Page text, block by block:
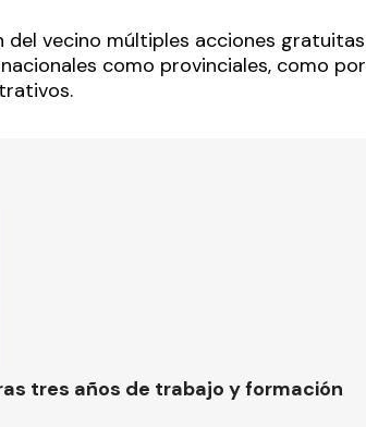
vecino múltiples acciones gratuitas
como provinciales, como por
tres años de trabajo y formación